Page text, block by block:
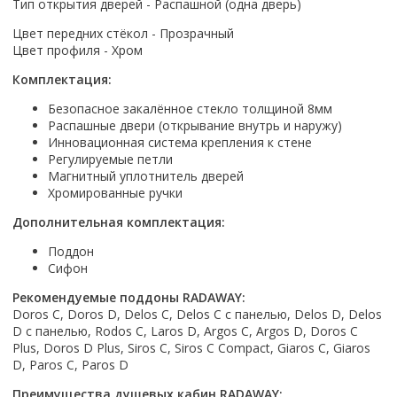
Комплектующие для ванн
Каркас
Ножки
Экраны под ванну
Гидромассажные системы
Wirpool
Китай
Недорогие
Дорогие
Уцененные
Недорогие по акции
Смотреть все
Топ брендов
Domani-spa
River
Смотреть все
Форма
Угловая
Прямоугольные
Квадратная
Прямоугольные
Комплектующие для унитазов
Гофры
Канализационный выпуск
Патрубки
Сиденья
Смотреть все
С отверстием под смеситель
С пьедесталом
С полупьедесталом
Для дачи
Для ванной
Умывальник-столешница
Уличный
Пьедесталы
Пьедесталы
Полупьедесталы
Италия
Россия
Смотреть все
40 см
50 см
60 см
65 см
Страна производитель
Германия
Польша
Сербия
Чехия
Смотреть все
Страна производитель
Германия
Испания
Италия
Польша
Смотреть все
Чистящие средства
O2 минерал
Страна производитель
Великобритания
Китай
Смотреть все
Электровеники, электрошвабры
Стеклоочистители
Мойки высокого давления
Пароочистители
Подметальные машины
Гладильные доски
Насосы
Аккумуляторные воздуходувки
Этажерки, стеллажи, полки
Тип открытия дверей - Распашной (одна дверь)
Цвет передних стёкол - Прозрачный
Цвет профиля - Хром
Комплектация:
Безопасное закалённое стекло толщиной 8мм
Распашные двери (открывание внутрь и наружу)
Инновационная система крепления к стене
Регулируемые петли
Магнитный уплотнитель дверей
Хромированные ручки
Дополнительная комплектация:
Поддон
Сифон
Рекомендуемые поддоны RADAWAY:
Doros C, Doros D, Delos C, Delos C с панелью, Delos D, Delos
D с панелью, Rodos C, Laros D, Argos C, Argos D, Doros C
Plus, Doros D Plus, Siros C, Siros C Compact, Giaros C, Giaros
D, Paros C, Paros D